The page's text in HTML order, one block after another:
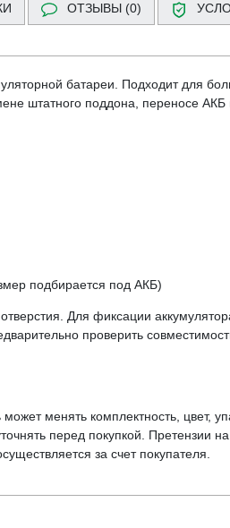
ОТЗЫВЫ (0)
батареи. Подходит для
штатного поддона, переносе АКБ
подбирается под АКБ)
Для фиксации
проверить
менять комплектность, цвет,
перед покупкой. Претензии
за счет покупателя.